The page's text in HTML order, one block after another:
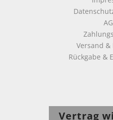
Versand
Rückgabe &
Vertrag